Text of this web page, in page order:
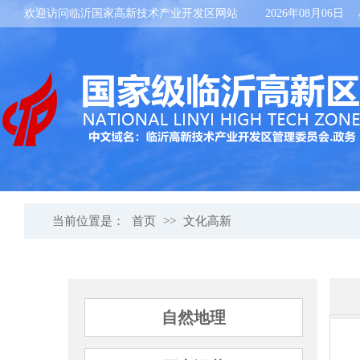
欢迎访问临沂国家高新技术产业开发区网站 2026年08月06日
当前位置是： 首页 >> 文化高新
自然地理